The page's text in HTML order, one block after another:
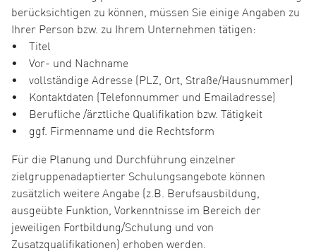
berücksichtigen zu können, müssen Sie einige Angaben zu
Ihrer Person bzw. zu Ihrem Unternehmen tätigen:
• Titel
• Vor- und Nachname
• vollständige Adresse (PLZ, Ort, Straße/Hausnummer)
• Kontaktdaten (Telefonnummer und Emailadresse)
• Berufliche /ärztliche Qualifikation bzw. Tätigkeit
• ggf. Firmenname und die Rechtsform
Für die Planung und Durchführung einzelner
zielgruppenadaptierter Schulungsangebote können
zusätzlich weitere Angabe (z.B. Berufsausbildung,
ausgeübte Funktion, Vorkenntnisse im Bereich der
jeweiligen Fortbildung/Schulung und von
Zusatzqualifikationen) erhoben werden.